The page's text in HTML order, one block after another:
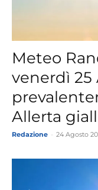
Meteo
venerdì 25
Allerta
Redazione 24 Agosto